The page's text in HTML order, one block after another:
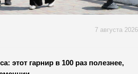
7 августа 2026
этот гарнир в 100 раз полезнее,